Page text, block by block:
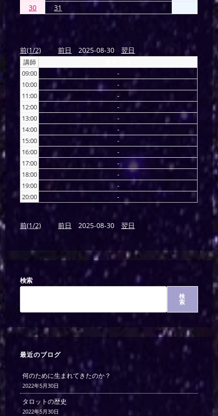
30
31
前(1/2) 前日 2025-08-30 翌日
講師
09:00
-
10:00
-
11:00
-
12:00
-
13:00
-
14:00
-
15:00
-
16:00
-
17:00
-
18:00
-
19:00
-
20:00
-
前(1/2) 前日 2025-08-30 翌日
検索
検
索
最近のブログ
何のために生まれてきたのか？
2022年5月30日
タロットの歴史
2022年5月30日